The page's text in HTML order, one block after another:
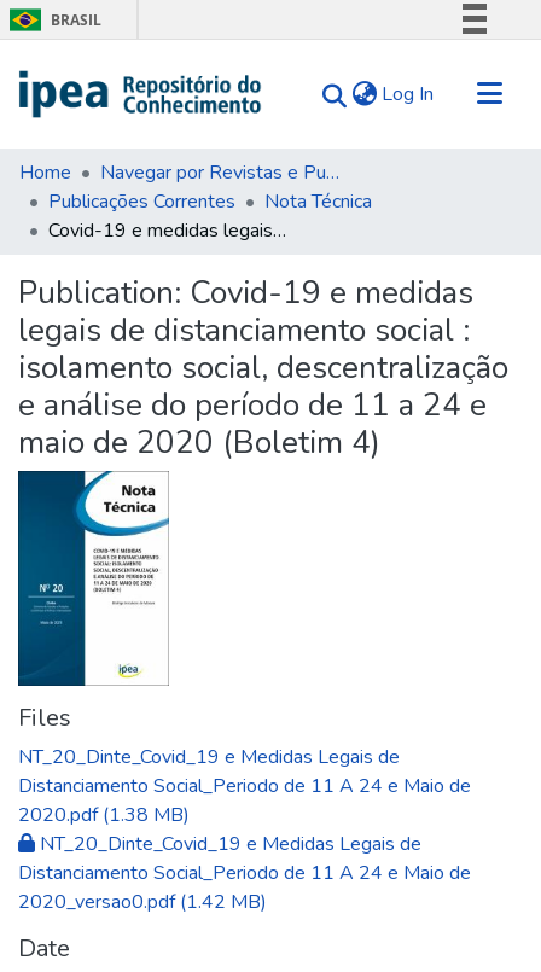
BRASIL
Comunica BR
Acesso à informação
Legislação
Log In (current)
Communities & Collections
Search for
Statistics
Tips
About Us
Home
Navegar por Revistas e Publicações Seriadas
Publicações Correntes
Nota Técnica
Covid-19 e medidas legais de distanciamento social : isolamento social, descentralização e análise do período de 11 a 24 e maio de 2020 (Boletim 4)
Publication: Covid-19 e medidas
legais de distanciamento social :
isolamento social, descentralização
e análise do período de 11 a 24 e
maio de 2020 (Boletim 4)
Files
NT_20_Dinte_Covid_19 e Medidas Legais de
Distanciamento Social_Periodo de 11 A 24 e Maio de
2020.pdf(1.38 MB)
NT_20_Dinte_Covid_19 e Medidas Legais de
Distanciamento Social_Periodo de 11 A 24 e Maio de
2020_versao0.pdf(1.42 MB)
Date